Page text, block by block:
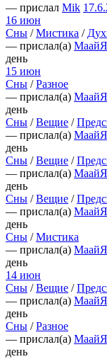
— прислал Mik
16 июн
Сны /Мистика /
— прислал(а)
день
15 июн
Сны /Разное
— прислал(а)
день
Сны /Вещие /
— прислал(а)
день
Сны /Вещие /
— прислал(а)
день
Сны /Вещие /
— прислал(а)
день
Сны /Мистика
— прислал(а)
день
14 июн
Сны /Вещие /
— прислал(а)
день
Сны /Разное
— прислал(а)
день